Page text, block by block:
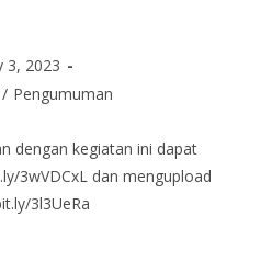
3, 2023
/ Pengumuman
dengan kegiatan ini dapat
3wVDCxL dan mengupload
3l3UeRa